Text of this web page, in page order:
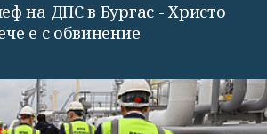
на ДПС в Бургас - Христо
е с обвинение